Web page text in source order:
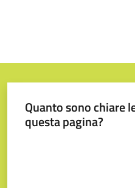
Quanto sono chiare
questa pagina?